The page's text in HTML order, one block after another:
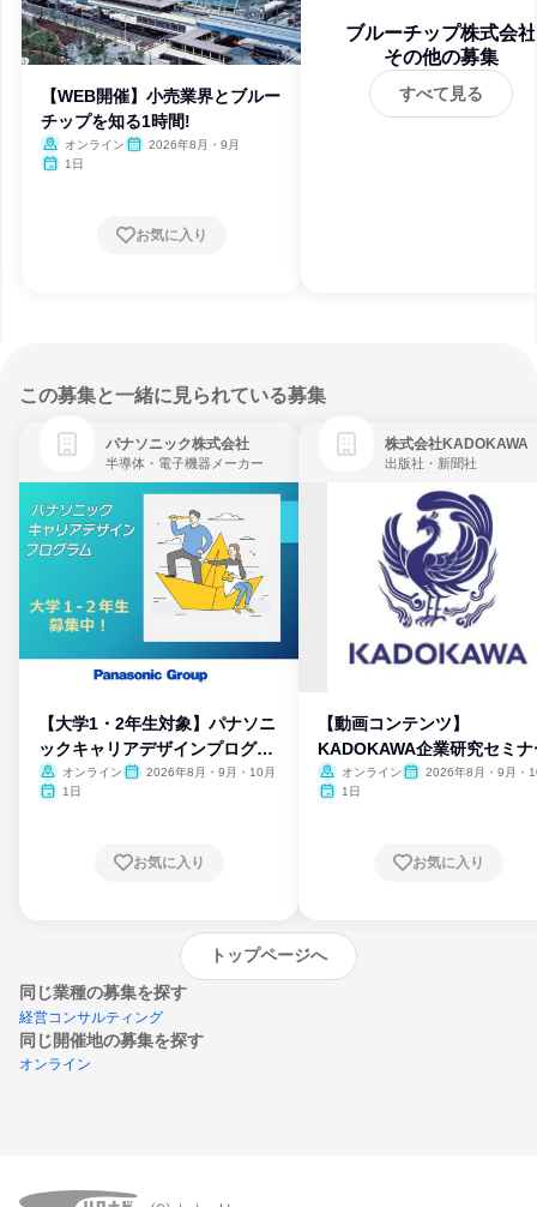
【WEB開催】小売業界とブルー
チップを知る1時間!
オンライン
2026年8月・9月
1日
お気に入り
ブルーチップ株式会社
その他の募集
すべて見る
この募集と一緒に見られている募集
パナソニック株式会社
半導体・電子機器メーカー
【大学1・2年生対象】パナソニ
ックキャリアデザインプログラ
ム
オンライン
2026年8月・9月・10月
1日
お気に入り
株式会社KADOKAWA
出版社・新聞社
【動画コンテンツ】
KADOKAWA企業研究セミナ
オンライン
2026年8月・9月・
1日
お気に入り
トップページへ
同じ業種の募集を探す
経営コンサルティング
同じ開催地の募集を探す
オンライン